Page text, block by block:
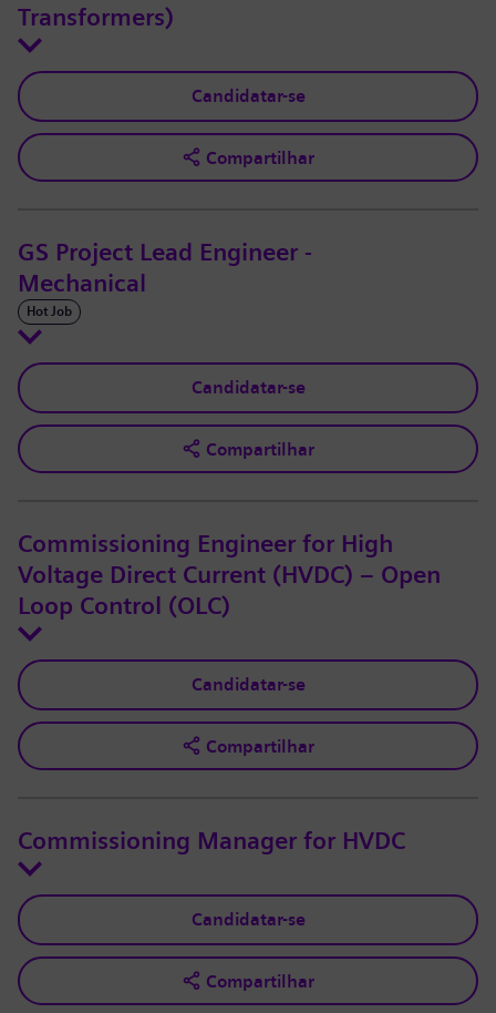
Transformers)
Candidatar-se
Compartilhar
GS Project Lead Engineer -
Mechanical
Hot Job
Candidatar-se
Compartilhar
Commissioning Engineer for High
Voltage Direct Current (HVDC) – Open
Loop Control (OLC)
Candidatar-se
Compartilhar
Commissioning Manager for HVDC
Candidatar-se
Compartilhar